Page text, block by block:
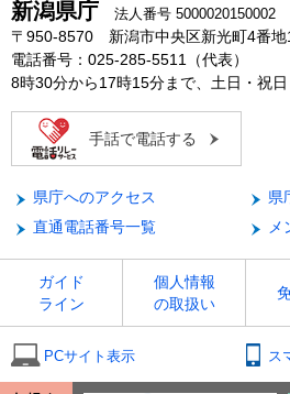
新潟県庁 法人番号 5000020150002
〒950-8570 新潟市中央区新光町4番地
電話番号：025-285-5511（代表）
8時30分から17時15分まで、土日・祝日
手話で電話する
県庁へのアクセス
県
直通電話番号一覧
メ
ガイド
ライン
個人情報
の取扱い
PCサイト表示 ス